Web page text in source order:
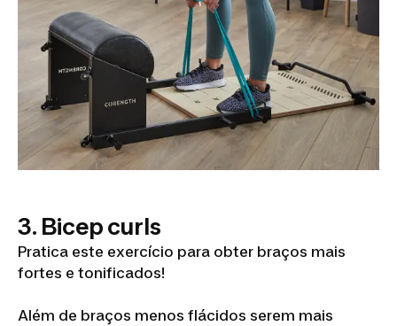
3. Bicep curls
Pratica este exercício para obter braços mais
fortes e tonificados!
Além de braços menos flácidos serem mais